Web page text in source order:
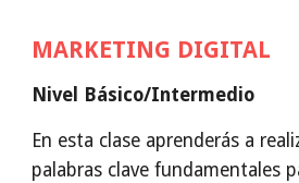
MARKETING DIGITAL
Nivel Básico/Intermedio
En esta clase aprenderás a
palabras clave fundamentales